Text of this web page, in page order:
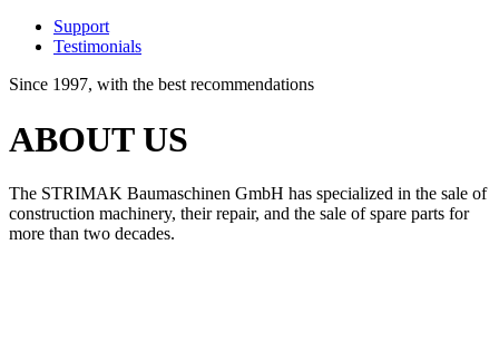
Support
Testimonials
Since 1997, with the best recommendations
ABOUT US
The STRIMAK Baumaschinen GmbH has specialized in the sale of
construction machinery, their repair, and the sale of spare parts for
more than two decades.